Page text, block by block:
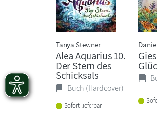
Tanya Stewner
Alea Aquarius 10.
Der Stern des
Schicksals
Buch (Hardcover)
Sofort lieferbar